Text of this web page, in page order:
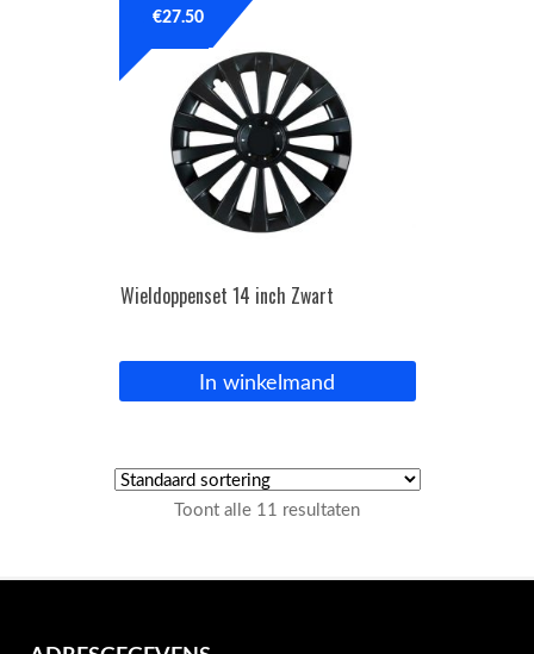
Wieldoppenset 14 inch Zwart
€27.50
In winkelmand
Toont alle 11 resultaten